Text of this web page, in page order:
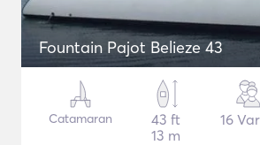
Fountain Pajot Belieze 43
Catamaran
43 ft
13 m
16